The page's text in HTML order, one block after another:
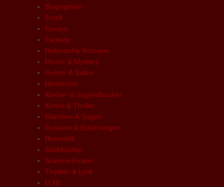
Biographien
Erotik
Essays
Fantasy
Historische Romane
Horror & Mystery
Humor & Satire
Hörbücher
Kinder- & Jugendbücher
Krimis & Thriller
Märchen & Sagen
Romane & Erzählungen
Romantik
Sachbücher
Science-Fiction
Theater & Lyrik
U 18